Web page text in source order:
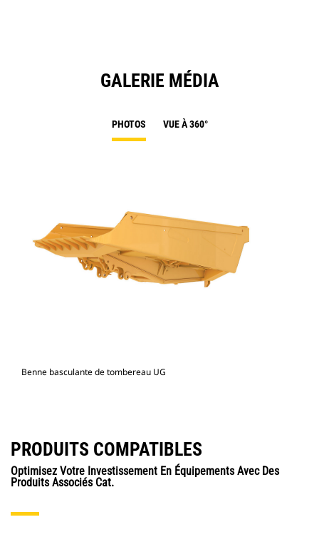
GALERIE MÉDIA
PHOTOS VUE À 360°
Benne basculante de tombereau UG
PRODUITS COMPATIBLES
Optimisez Votre Investissement En Équipements Avec Des
Produits Associés Cat.